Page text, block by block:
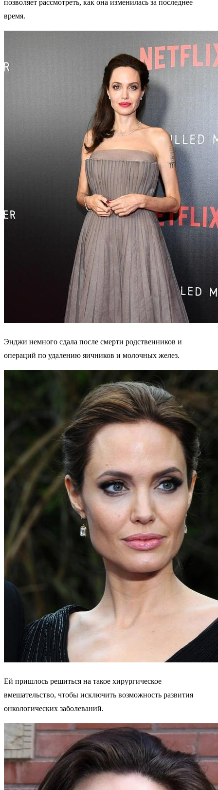
позволяет рассмотреть, как она изменилась за последнее
время.
Энджи немного сдала после смерти родственников и
операций по удалению яичников и молочных желез.
Ей пришлось решиться на такое хирургическое
вмешательство, чтобы исключить возможность развития
онкологических заболеваний.